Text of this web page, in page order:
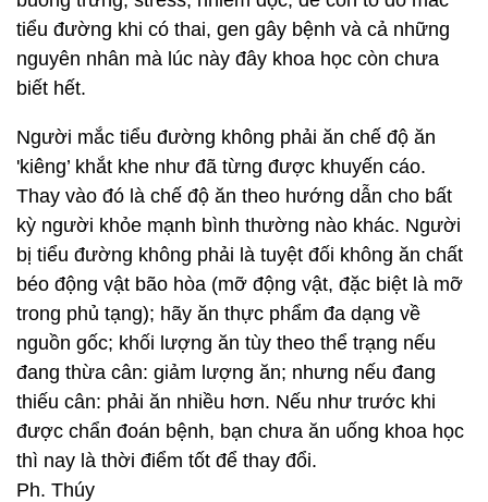
tiểu đường khi có thai, gen gây bệnh và cả những
nguyên nhân mà lúc này đây khoa học còn chưa
biết hết.
Người mắc tiểu đường không phải ăn chế độ ăn
'kiêng’ khắt khe như đã từng được khuyến cáo.
Thay vào đó là chế độ ăn theo hướng dẫn cho bất
kỳ người khỏe mạnh bình thường nào khác. Người
bị tiểu đường không phải là tuyệt đối không ăn chất
béo động vật bão hòa (mỡ động vật, đặc biệt là mỡ
trong phủ tạng); hãy ăn thực phẩm đa dạng về
nguồn gốc; khối lượng ăn tùy theo thể trạng nếu
đang thừa cân: giảm lượng ăn; nhưng nếu đang
thiếu cân: phải ăn nhiều hơn. Nếu như trước khi
được chẩn đoán bệnh, bạn chưa ăn uống khoa học
thì nay là thời điểm tốt để thay đổi.
Ph. Thúy